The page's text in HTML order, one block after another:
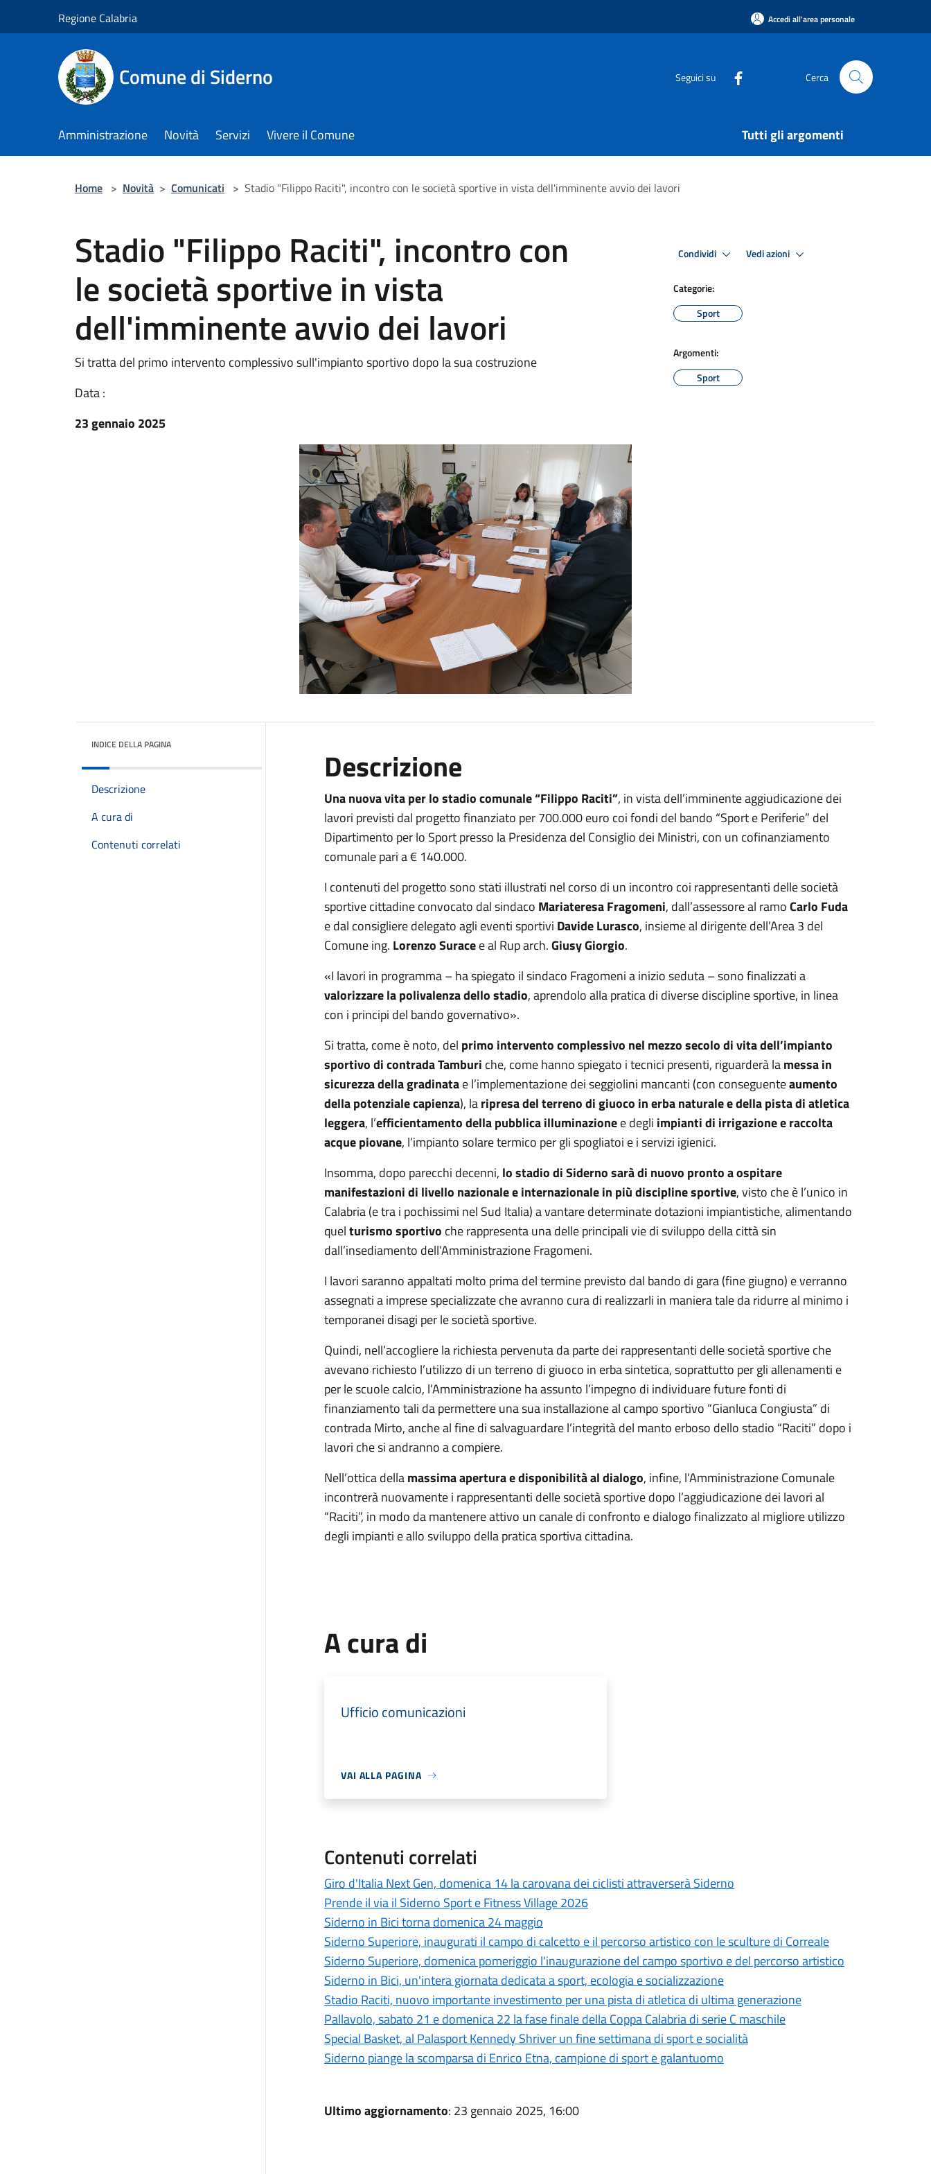
Regione Calabria Accedi all'area personale
Comune di Siderno Seguici su Cerca
Amministrazione Novità Servizi Vivere il Comune Tutti gli argomenti
Home > Novità > Comunicati > Stadio "Filippo Raciti", incontro con le società sportive in vista dell'imminente avvio dei lavori
Stadio "Filippo Raciti", incontro con
le società sportive in vista
dell'imminente avvio dei lavori
Si tratta del primo intervento complessivo sull'impianto sportivo dopo la sua costruzione
Data :
23 gennaio 2025
Condividi Vedi azioni
Categorie:
Sport
Argomenti:
Sport
INDICE DELLA PAGINA
Descrizione
A cura di
Contenuti correlati
Descrizione
Una nuova vita per lo stadio comunale “Filippo Raciti”, in vista dell’imminente aggiudicazione dei
lavori previsti dal progetto finanziato per 700.000 euro coi fondi del bando “Sport e Periferie” del
Dipartimento per lo Sport presso la Presidenza del Consiglio dei Ministri, con un cofinanziamento
comunale pari a € 140.000.
I contenuti del progetto sono stati illustrati nel corso di un incontro coi rappresentanti delle società
sportive cittadine convocato dal sindaco Mariateresa Fragomeni, dall’assessore al ramoCarlo Fuda
e dal consigliere delegato agli eventi sportivi Davide Lurasco, insieme al dirigente dell’Area 3 del
Comune ing. Lorenzo Suracee al Rup arch.Giusy Giorgio.
«I lavori in programma – ha spiegato il sindaco Fragomeni a inizio seduta – sono finalizzati a
valorizzare la polivalenza dello stadio, aprendolo alla pratica di diverse discipline sportive, in linea
con i principi del bando governativo».
Si tratta, come è noto, del primo intervento complessivo nel mezzo secolo di vita dell’impianto
sportivo di contrada Tamburi che, come hanno spiegato i tecnici presenti, riguarderà lamessa in
sicurezza della gradinatae l’implementazione dei seggiolini mancanti (con conseguenteaumento
della potenziale capienza), laripresa del terreno di giuoco in erba naturale e della pista di atletica
leggera, l’efficientamento della pubblica illuminazionee degli impianti di irrigazione e raccolta
acque piovane, l’impianto solare termico per gli spogliatoi e i servizi igienici.
Insomma, dopo parecchi decenni, lo stadio di Siderno sarà di nuovo pronto a ospitare
manifestazioni di livello nazionale e internazionale in più discipline sportive, visto che è l’unico in
Calabria (e tra i pochissimi nel Sud Italia) a vantare determinate dotazioni impiantistiche, alimentando
quelturismo sportivo che rappresenta una delle principali vie di sviluppo della città sin
dall’insediamento dell’Amministrazione Fragomeni.
I lavori saranno appaltati molto prima del termine previsto dal bando di gara (fine giugno) e verranno
assegnati a imprese specializzate che avranno cura di realizzarli in maniera tale da ridurre al minimo i
temporanei disagi per le società sportive.
Quindi, nell’accogliere la richiesta pervenuta da parte dei rappresentanti delle società sportive che
avevano richiesto l’utilizzo di un terreno di giuoco in erba sintetica, soprattutto per gli allenamenti e
per le scuole calcio, l’Amministrazione ha assunto l’impegno di individuare future fonti di
finanziamento tali da permettere una sua installazione al campo sportivo “Gianluca Congiusta” di
contrada Mirto, anche al fine di salvaguardare l’integrità del manto erboso dello stadio “Raciti” dopo i
lavori che si andranno a compiere.
Nell’ottica dellamassima apertura e disponibilità al dialogo, infine, l’Amministrazione Comunale
incontrerà nuovamente i rappresentanti delle società sportive dopo l’aggiudicazione dei lavori al
“Raciti”, in modo da mantenere attivo un canale di confronto e dialogo finalizzato al migliore utilizzo
degli impianti e allo sviluppo della pratica sportiva cittadina.
A cura di
Ufficio comunicazioni
VAI ALLA PAGINA
Contenuti correlati
Giro d'Italia Next Gen, domenica 14 la carovana dei ciclisti attraverserà Siderno
Prende il via il Siderno Sport e Fitness Village 2026
Siderno in Bici torna domenica 24 maggio
Siderno Superiore, inaugurati il campo di calcetto e il percorso artistico con le sculture di Correale
Siderno Superiore, domenica pomeriggio l'inaugurazione del campo sportivo e del percorso artistico
Siderno in Bici, un'intera giornata dedicata a sport, ecologia e socializzazione
Stadio Raciti, nuovo importante investimento per una pista di atletica di ultima generazione
Pallavolo, sabato 21 e domenica 22 la fase finale della Coppa Calabria di serie C maschile
Special Basket, al Palasport Kennedy Shriver un fine settimana di sport e socialità
Siderno piange la scomparsa di Enrico Etna, campione di sport e galantuomo
Ultimo aggiornamento: 23 gennaio 2025, 16:00